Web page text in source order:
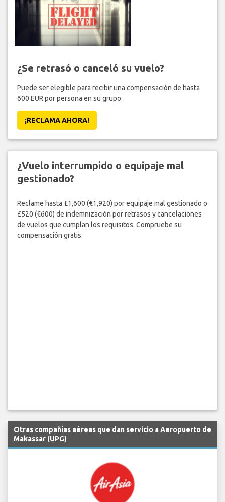
¿Se retrasó o canceló su vuelo?
Puede ser elegible para recibir una compensación de hasta
600 EUR por persona en su grupo.
¡RECLAMA AHORA!
¿Vuelo interrumpido o equipaje mal
gestionado?
Reclame hasta £1,600 (€1,920) por equipaje mal gestionado o
£520 (€600) de indemnización por retrasos y cancelaciones
de vuelos que cumplan los requisitos. Compruebe su
compensación gratis.
Otras compañías aéreas que dan servicio a Aeropuerto de
Makassar (UPG)